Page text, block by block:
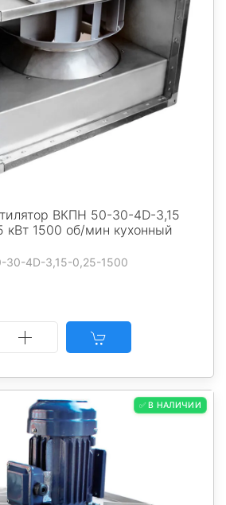
ВКПН 50-30-4D-3,15
кВт 1500 об/мин кухонный
30-4D-3,15-0,25-1500
✅ В НАЛИЧИИ